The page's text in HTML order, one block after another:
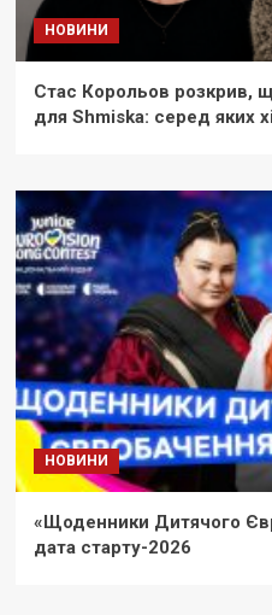
НОВИНИ
Стас Корольов розкрив,
для Shmiska: серед яких
НОВИНИ
«Щоденники Дитячого
дата старту-2026